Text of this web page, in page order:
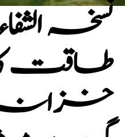
نسخہ
طاقت
خزانہ